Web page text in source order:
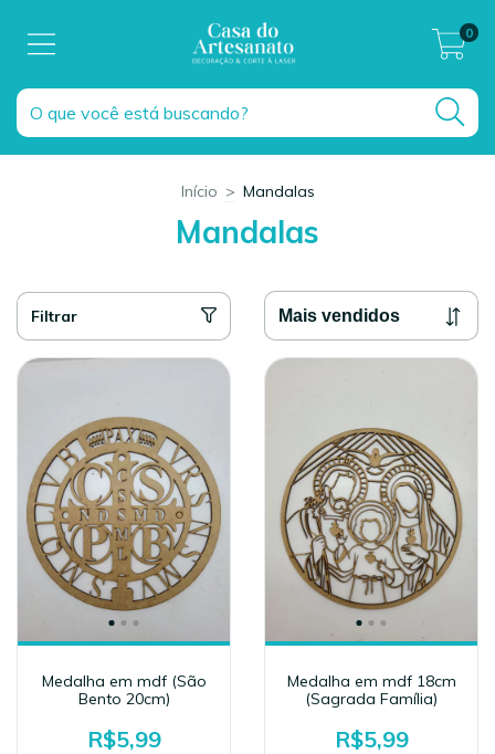
0
Início > Mandalas
Mandalas
Filtrar
Medalha em mdf (São
Bento 20cm)
R$5,99
Medalha em mdf 18cm
(Sagrada Família)
R$5,99